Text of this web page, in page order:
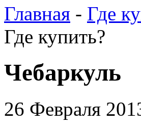
Главная - Где
Где купить?
Чебаркуль
26 Февраля